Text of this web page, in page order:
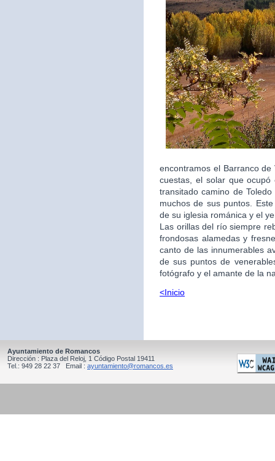
encontramos el Barranco
cuestas, el solar que
transitado camino de
muchos de sus puntos.
de su iglesia románica y el
Las orillas del río siempre
frondosas alamedas y
canto de las innumerables
de sus puntos de
fotógrafo y el amante de la
<Inicio
Ayuntamiento de Romancos
Dirección : Plaza del Reloj, 1 Código Postal 19411
Tel.: 949 28 22 37 Email : ayuntamiento@romancos.es